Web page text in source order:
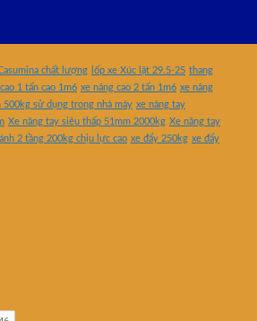
chất lượng lốp xe Xúc lật 29.5-25 thang
1 tấn cao 1m6 xe nâng cao 2 tấn 1m6 xe nâng
500kg sử dụng trong nhà máy xe nâng tay
Xe nâng tay siêu thấp 51mm 2000kg Xe nâng tay
2 tầng 200kg chịu lực cao xe đẩy 250kg xe đẩy